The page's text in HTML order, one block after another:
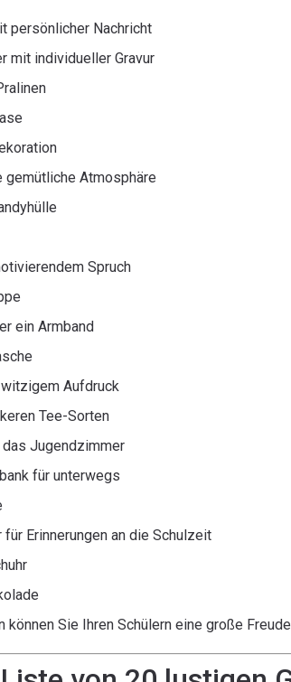
persönlicher Nachricht
mit individueller Gravur
gemütliche Atmosphäre
Spruch
ein Armband
Aufdruck
Tee-Sorten
Jugendzimmer
für unterwegs
Erinnerungen an die Schulzeit
können Sie Ihren Schülern eine große